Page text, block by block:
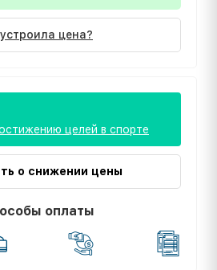
цена?
целей в спорте
о снижении цены
оплаты